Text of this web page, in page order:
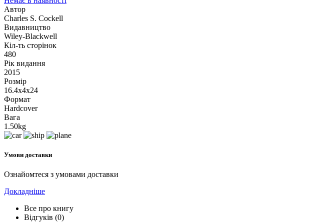
Автор
Charles S. Cockell
Видавництво
Wiley-Blackwell
Кіл-ть сторінок
480
Рік видання
2015
Розмір
16.4x4x24
Формат
Hardcover
Вага
1.50kg
Умови доставки
Ознайомтеся з умовами доставки
Докладніше
Все про книгу
Відгуків (0)